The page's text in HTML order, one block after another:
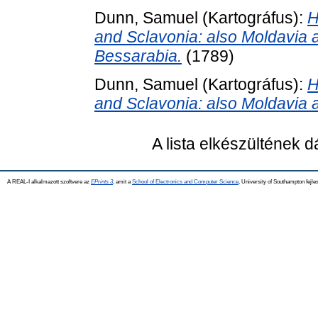
Dunn, Samuel (Kartográfus):
and Sclavonia: also Moldavia
Bessarabia. (1789)
Dunn, Samuel (Kartográfus):
and Sclavonia: also Moldavia
A lista elkészültének
A REAL-I alkalmazott szoftvere az EPrints 3, amit a School of Electronics and Computer Science , University of Southampton